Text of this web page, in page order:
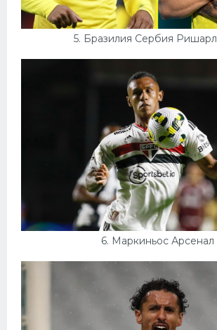
5. Бразилия Сербия
6. Маркиньос Арсенал